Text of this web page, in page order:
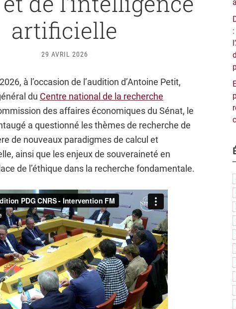
artificielle
29 AVRIL 2026
à l’occasion de l’audition d’Antoine Petit,
du Centre national de la recherche
des affaires économiques du Sénat, le
a questionné les thèmes de recherche de
de nouveaux paradigmes de calcul et
ainsi que les enjeux de souveraineté en
de l’éthique dans la recherche fondamentale.